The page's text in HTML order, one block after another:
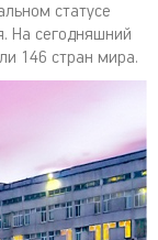
статусе
На сегодняшний
146 стран мира.